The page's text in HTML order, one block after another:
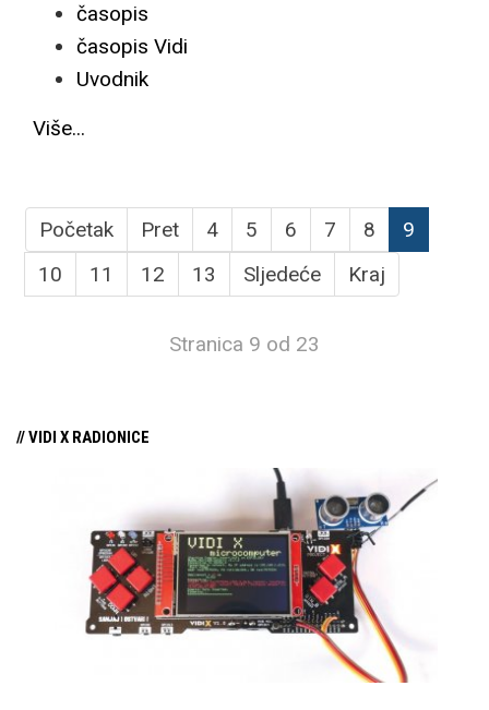
časopis
časopis Vidi
Uvodnik
Više...
Početak Pret 4 5 6 7 8
9
10
11 12 13 Sljedeće Kraj
Stranica 9 od 23
// VIDI X RADIONICE